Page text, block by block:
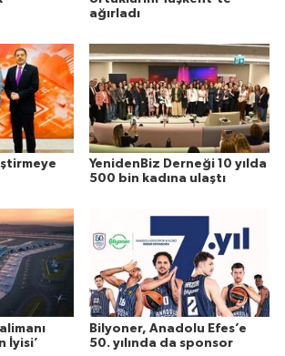
ağırladı
YenidenBiz Derneği 10 yılda
500 bin kadına ulaştı
İyisi’
Bilyoner, Anadolu Efes’e
50. yılında da sponsor